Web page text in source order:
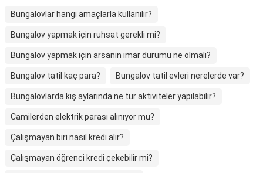
Bungalovlar hangi amaçlarla kullanılır?
Bungalov yapmak için ruhsat gerekli mi?
Bungalov yapmak için arsanın imar durumu ne olmalı?
Bungalov tatil kaç para? Bungalov tatil evleri nerelerde var?
Bungalovlarda kış aylarında ne tür aktiviteler yapılabilir?
Camilerden elektrik parası alınıyor mu?
Çalışmayan biri nasıl kredi alır?
Çalışmayan öğrenci kredi çekebilir mi?